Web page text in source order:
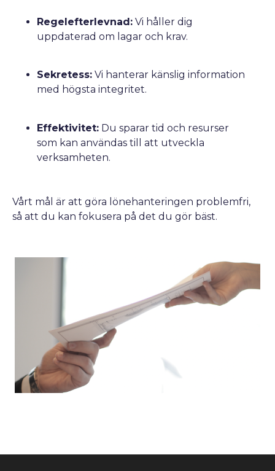
Regelefterlevnad: Vi håller dig
uppdaterad om lagar och krav.
Sekretess: Vi hanterar känslig information
med högsta integritet.
Effektivitet: Du sparar tid och resurser
som kan användas till att utveckla
verksamheten.
Vårt mål är att göra lönehanteringen problemfri,
så att du kan fokusera på det du gör bäst.